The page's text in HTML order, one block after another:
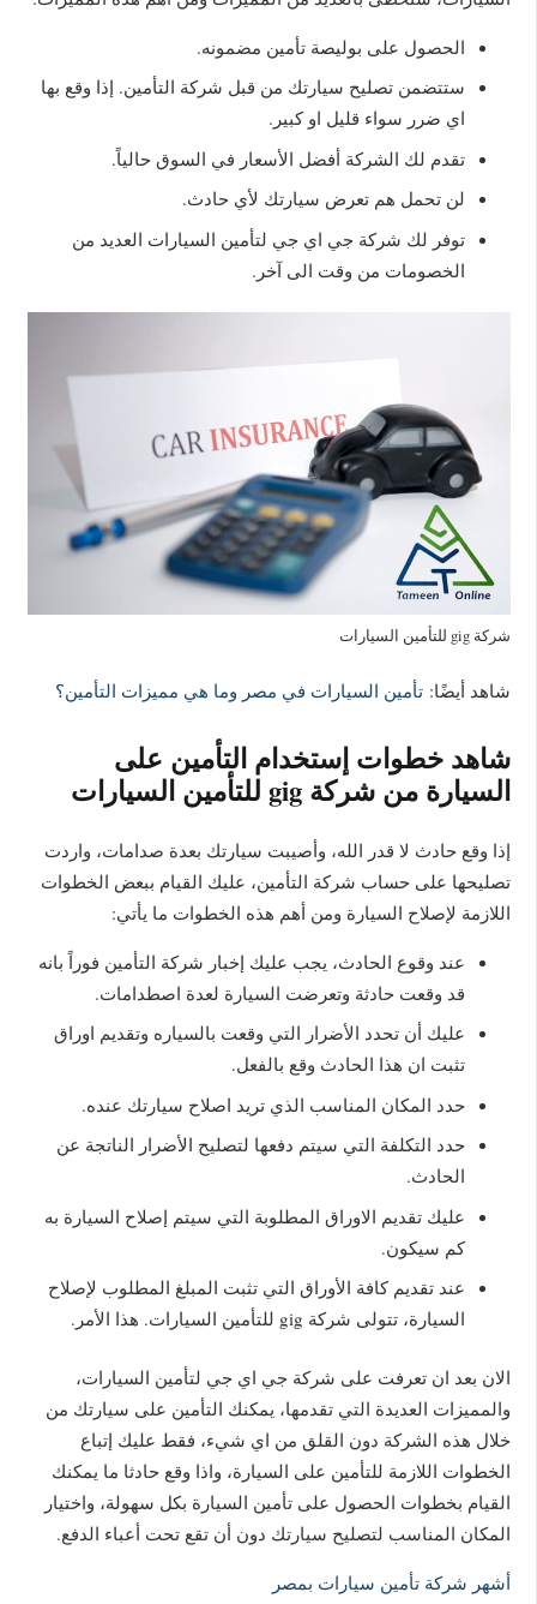
الحصول على بوليصة تأمين مضمونه.
ستتضمن تصليح سيارتك من قبل شركة التأمين. إذا وقع بها
اي ضرر سواء قليل او كبير.
تقدم لك الشركة أفضل الأسعار في السوق حالياً.
لن تحمل هم تعرض سيارتك لأي حادث.
توفر لك شركة جي اي جي لتأمين السيارات العديد من
الخصومات من وقت الى آخر.
شركة gig للتأمين السيارات
شاهد أيضًا:تأمين السيارات في مصر وما هي مميزات التأمين؟
شاهد خطوات إستخدام التأمين على
السيارة من شركة gig للتأمين السيارات
إذا وقع حادث لا قدر الله، وأصيبت سيارتك بعدة صدامات، واردت
تصليحها على حساب شركة التأمين، عليك القيام ببعض الخطوات
اللازمة لإصلاح السيارة ومن أهم هذه الخطوات ما يأتي:
عند وقوع الحادث، يجب عليك إخبار شركة التأمين فوراً بانه
قد وقعت حادثة وتعرضت السيارة لعدة اصطدامات.
عليك أن تحدد الأضرار التي وقعت بالسياره وتقديم اوراق
تثبت ان هذا الحادث وقع بالفعل.
حدد المكان المناسب الذي تريد اصلاح سيارتك عنده.
حدد التكلفة التي سيتم دفعها لتصليح الأضرار الناتجة عن
الحادث.
عليك تقديم الاوراق المطلوبة التي سيتم إصلاح السيارة به
كم سيكون.
عند تقديم كافة الأوراق التي تثبت المبلغ المطلوب لإصلاح
السيارة، تتولى شركة gig للتأمين السيارات. هذا الأمر.
الان بعد ان تعرفت على شركة جي اي جي لتأمين السيارات،
والمميزات العديدة التي تقدمها، يمكنك التأمين على سيارتك من
خلال هذه الشركة دون القلق من اي شيء، فقط عليك إتباع
الخطوات اللازمة للتأمين على السيارة، واذا وقع حادثا ما يمكنك
القيام بخطوات الحصول على تأمين السيارة بكل سهولة، واختيار
المكان المناسب لتصليح سيارتك دون أن تقع تحت أعباء الدفع.
أشهر شركة تأمين سيارات بمصر